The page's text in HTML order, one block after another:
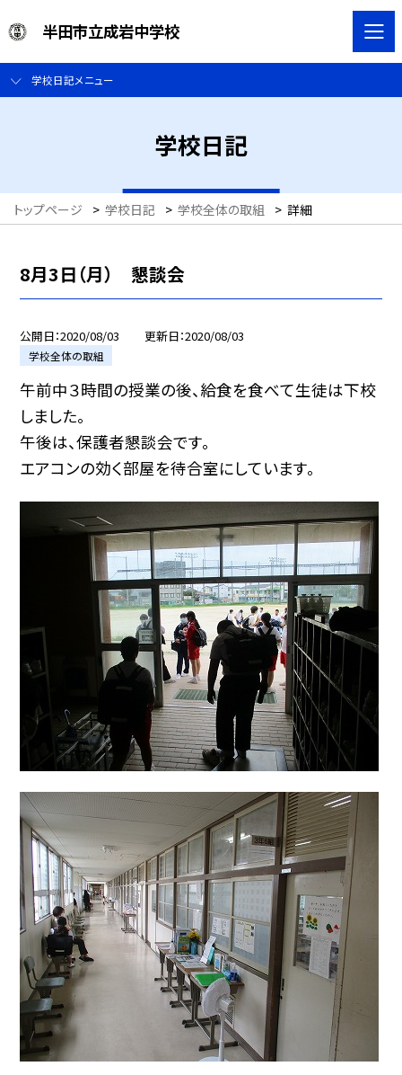
半田市立成岩中学校
学校日記メニュー
学校日記
トップページ > 学校日記 > 学校全体の取組 > 詳細
8月3日（月） 懇談会
公開日 2020/08/03 更新日 2020/08/03
学校全体の取組
午前中３時間の授業の後、給食を食べて生徒は下校
しました。
午後は、保護者懇談会です。
エアコンの効く部屋を待合室にしています。